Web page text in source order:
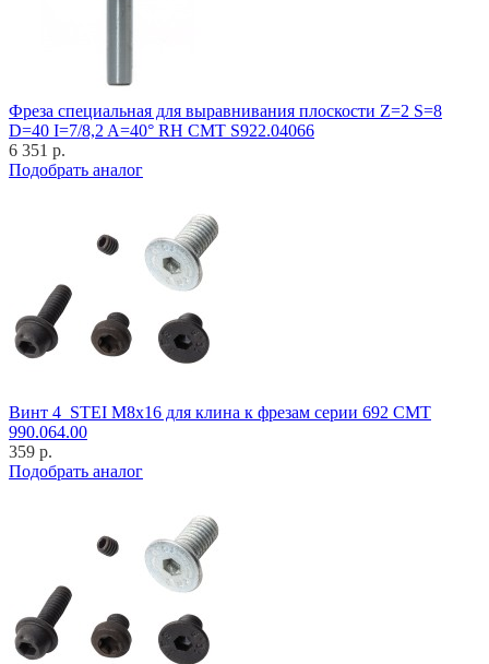
Фреза специальная для выравнивания плоскости Z=2 S=8
D=40 I=7/8,2 A=40° RH CMT S922.04066
6 351 р.
Подобрать аналог
Винт 4_STEI M8x16 для клина к фрезам серии 692 CMT
990.064.00
359 р.
Подобрать аналог